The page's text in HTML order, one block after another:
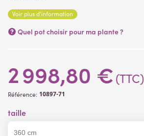
Voir plus d'information
Quel pot choisir pour ma plante ?
2 998,80 € (TTC)
Référence: 10897-71
taille